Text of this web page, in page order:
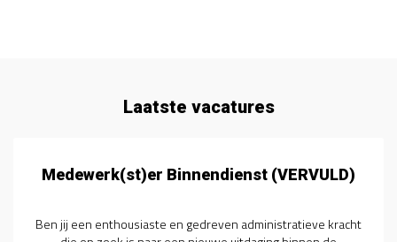
Laatste vacatures
Medewerk(st)er Binnendienst (VERVULD)
Ben jij een enthousiaste en gedreven administratieve kracht